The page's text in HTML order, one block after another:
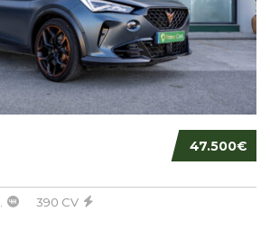
47.500€
390 CV